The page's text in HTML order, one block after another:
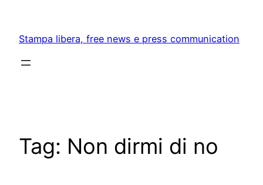
content
Stampa libera, free news e press communication
Tag: Non dirmi di no